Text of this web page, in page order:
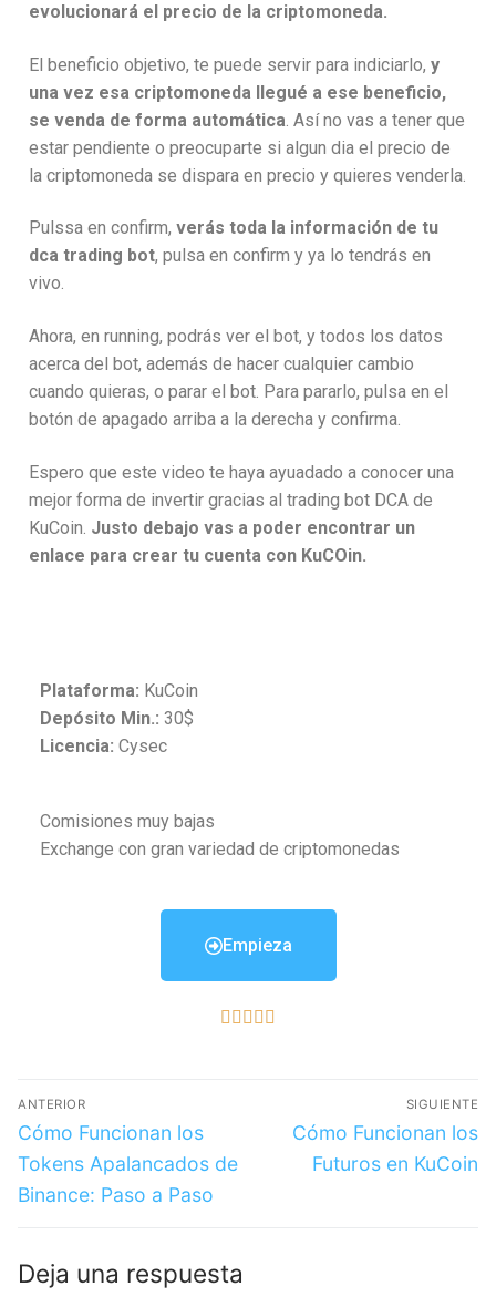
evolucionará el precio de la criptomoneda.
El beneficio objetivo, te puede servir para indiciarlo, y
una vez esa criptomoneda llegué a ese beneficio,
se venda de forma automática . Así no vas a tener que
estar pendiente o preocuparte si algun dia el precio de
la criptomoneda se dispara en precio y quieres venderla.
Pulssa en confirm, verás toda la información de tu
dca trading bot, pulsa en confirm y ya lo tendrás en
vivo.
Ahora, en running, podrás ver el bot, y todos los datos
acerca del bot, además de hacer cualquier cambio
cuando quieras, o parar el bot. Para pararlo, pulsa en el
botón de apagado arriba a la derecha y confirma.
Espero que este video te haya ayuadado a conocer una
mejor forma de invertir gracias al trading bot DCA de
KuCoin. Justo debajo vas a poder encontrar un
enlace para crear tu cuenta con KuCOin.
Plataforma: KuCoin
Depósito Min.: 30$
Licencia: Cysec
Comisiones muy bajas
Exchange con gran variedad de criptomonedas
Empieza
    
ANTERIOR
Cómo Funcionan los
Tokens Apalancados de
Binance: Paso a Paso
SIGUIENTE
Cómo Funcionan los
Futuros en KuCoin
Deja una respuesta